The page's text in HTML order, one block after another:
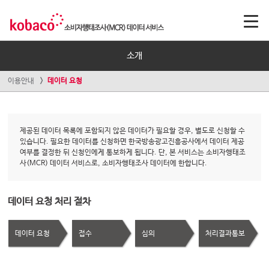
소개
이용안내 데이터 요청
제공된 데이터 목록에 포함되지 않은 데이터가 필요할 경우, 별도로 신청할 수
있습니다. 필요한 데이터를 신청하면 한국방송광고진흥공사에서 데이터 제공
여부를 결정한 뒤 신청인에게 통보하게 됩니다. 단, 본 서비스는 소비자행태조
사(MCR) 데이터 서비스로, 소비자행태조사 데이터에 한합니다.
데이터 요청 처리 절차
데이터 요청 접수 심의 처리결과통보